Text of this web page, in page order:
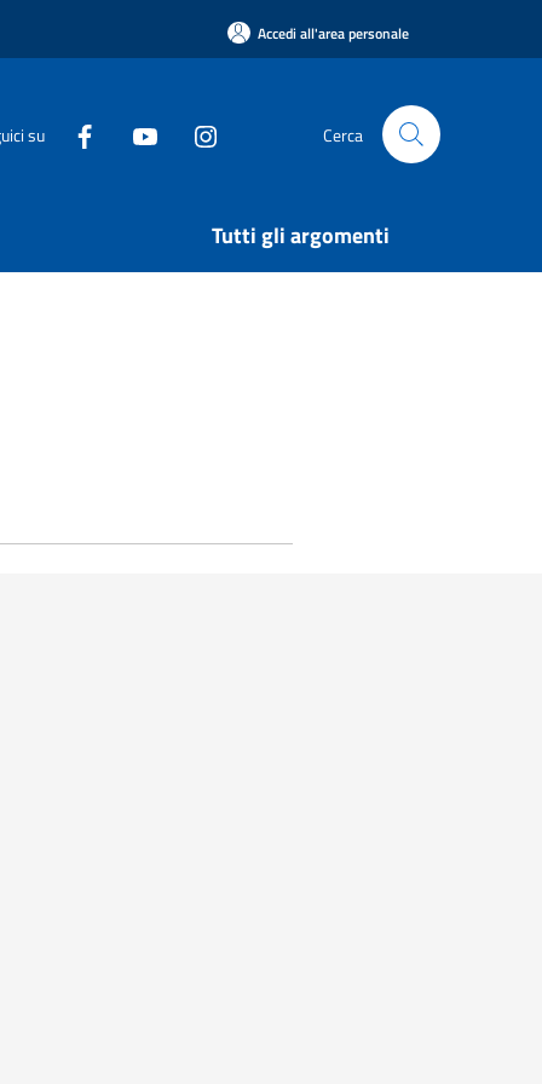
Accedi all'area personale
su Cerca
Tutti gli argomenti